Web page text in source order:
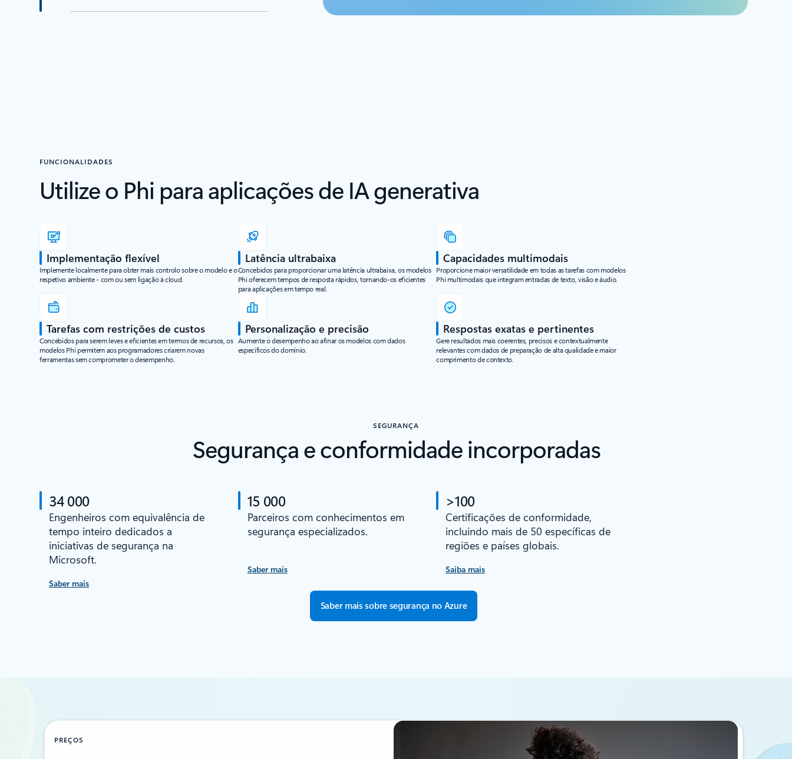
FUNCIONALIDADES
Utilize o Phi para aplicações de IA generativa
Implementação flexível
Implemente localmente para obter mais controlo sobre o modelo e o
respetivo ambiente - com ou sem ligação à cloud.
Latência ultrabaixa
Concebidos para proporcionar uma latência ultrabaixa, os modelos
Phi oferecem tempos de resposta rápidos, tornando-os eficientes
para aplicações em tempo real.
Capacidades multimodais
Proporcione maior versatilidade em todas as tarefas com modelos
Phi multimodais que integram entradas de texto, visão e áudio.
Tarefas com restrições de custos
Concebidos para serem leves e eficientes em termos de recursos, os
modelos Phi permitem aos programadores criarem novas
ferramentas sem comprometer o desempenho.
Personalização e precisão
Aumente o desempenho ao afinar os modelos com dados
específicos do domínio.
Respostas exatas e pertinentes
Gere resultados mais coerentes, precisos e contextualmente
relevantes com dados de preparação de alta qualidade e maior
comprimento de contexto.
SEGURANÇA
Segurança e conformidade incorporadas
34 000
Engenheiros com equivalência de
tempo inteiro dedicados a
iniciativas de segurança na
Microsoft.
Saber mais
15 000
Parceiros com conhecimentos em
segurança especializados.
Saber mais
>100
Certificações de conformidade,
incluindo mais de 50 específicas de
regiões e países globais.
Saiba mais
Saber mais sobre segurança no Azure
PREÇOS